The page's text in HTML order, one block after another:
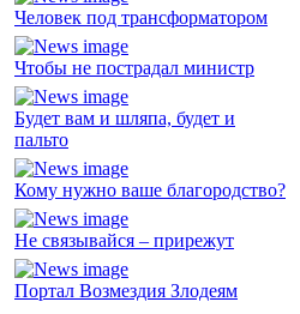
Человек под трансформатором
Чтобы не пострадал министр
Будет вам и шляпа, будет и
пальто
Кому нужно ваше благородство?
Не связывайся – прирежут
Портал Возмездия Злодеям